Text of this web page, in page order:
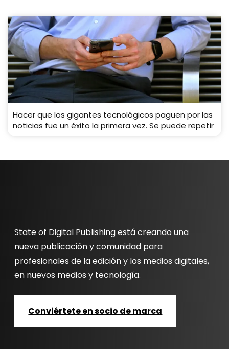
Hacer que los gigantes tecnológicos paguen por las
noticias fue un éxito la primera vez. Se puede repetir
State of Digital Publishing está creando una
nueva publicación y comunidad para
profesionales de la edición y los medios digitales,
en nuevos medios y tecnología.
Conviértete en socio de marca